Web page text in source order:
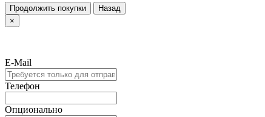
Продолжить покупки
Назад
×
E-Mail
Телефон
Опционально